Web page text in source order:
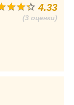
4.33
(3 оценки)